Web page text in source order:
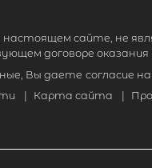
сайте, не
договоре оказания
Вы даете согласие
Карта сайта